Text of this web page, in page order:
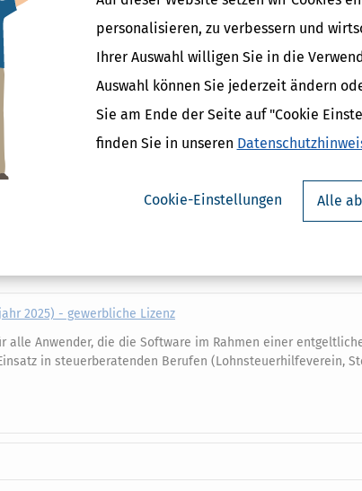
personalisieren, zu verbessern und
Ihrer Auswahl willigen Sie in die
Auswahl können Sie jederzeit ändern
Sie am Ende der Seite auf "Cookie
finden Sie in unseren
Cookie-Einstellungen Alle
Gros deutscher Privatinvestments die Steuer mit der
besteht weiterhin die Möglichkeit einer freiwilligen
viel bezahlte Abgeltungssteuer zurückzuholen oder wenn
oder keinen Freistellungsauftrag gestellt hat.
kann die Abgabe der Anlage KAP lohnenswert sein, weil
hoffen können als die aktuellen 25% Pauschale,
Suchen
K
2025) - gewerbliche Lizenz
alle Anwender, die die Software im Rahmen einer
in steuerberatenden Berufen (Lohnsteuerhilfeverein,